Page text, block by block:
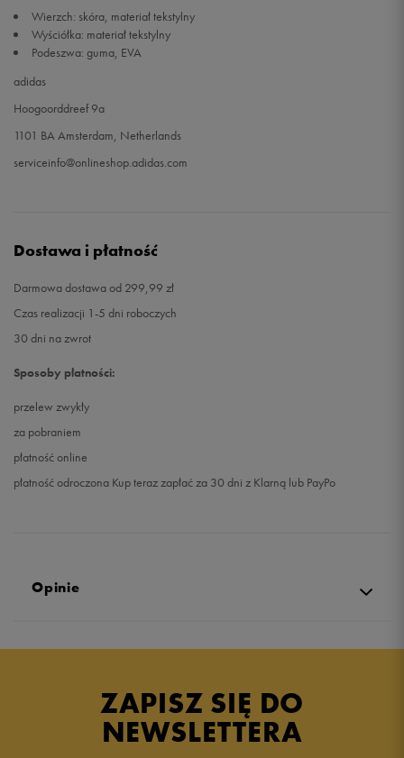
49 1/3 32 cm
Wierzch: skóra, materiał tekstylny
Wyściółka: materiał tekstylny
Podeszwa: guma, EVA
adidas
Hoogoorddreef 9a
1101 BA Amsterdam, Netherlands
serviceinfo@onlineshop.adidas.com
Dostawa i płatność
Darmowa dostawa od 299,99 zł
Czas realizacji 1-5 dni roboczych
30 dni na zwrot
Sposoby płatności:
przelew zwykły
za pobraniem
płatność online
płatność odroczona Kup teraz zapłać za 30 dni z Klarną lub PayPo
Opinie
ZAPISZ SIĘ DO
NEWSLETTERA